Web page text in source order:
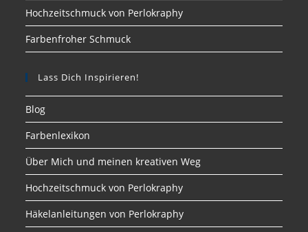
Hochzeitschmuck von Perlokraphy
Farbenfroher Schmuck
Lass Dich Inspirieren!
Blog
Farbenlexikon
Über Mich und meinen kreativen Weg
Hochzeitschmuck von Perlokraphy
Häkelanleitungen von Perlokraphy